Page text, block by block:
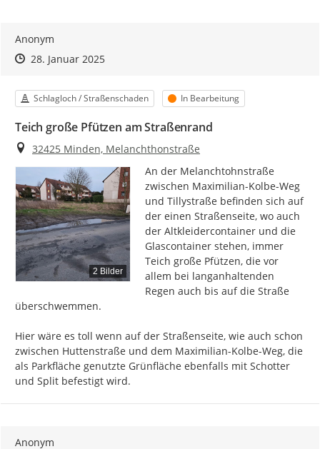
Anonym
Zeitpunkt des Erstellens
Zeitpunkt des Erstellens
28. Januar 2025Zur Äußerung
Kategorie
Schlagloch / Straßenschaden Status
In Bearbeitung
Teich große Pfützen am Straßenrand
Ort
32425 Minden, Melanchthonstraße
2 Bilder
An der Melanchtohnstraße
zwischen Maximilian-Kolbe-Weg
und Tillystraße befinden sich auf
der einen Straßenseite, wo auch
der Altkleidercontainer und die
Glascontainer stehen, immer
Teich große Pfützen, die vor
allem bei langanhaltenden
Regen auch bis auf die Straße
überschwemmen.
Hier wäre es toll wenn auf der Straßenseite, wie auch schon
zwischen Huttenstraße und dem Maximilian-Kolbe-Weg, die
als Parkfläche genutzte Grünfläche ebenfalls mit Schotter
und Split befestigt wird.
Anonym